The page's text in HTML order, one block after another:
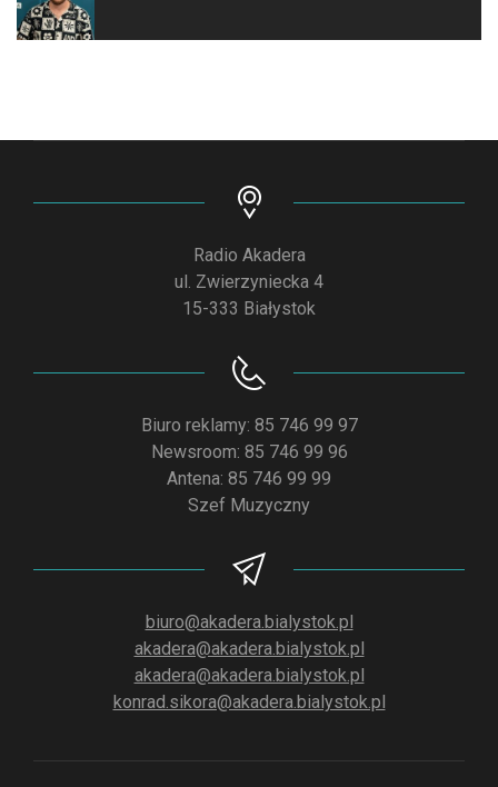
Radio Akadera
ul. Zwierzyniecka 4
15-333 Białystok
Biuro reklamy: 85 746 99 97
Newsroom: 85 746 99 96
Antena: 85 746 99 99
Szef Muzyczny
biuro@akadera.bialystok.pl
akadera@akadera.bialystok.pl
akadera@akadera.bialystok.pl
konrad.sikora@akadera.bialystok.pl